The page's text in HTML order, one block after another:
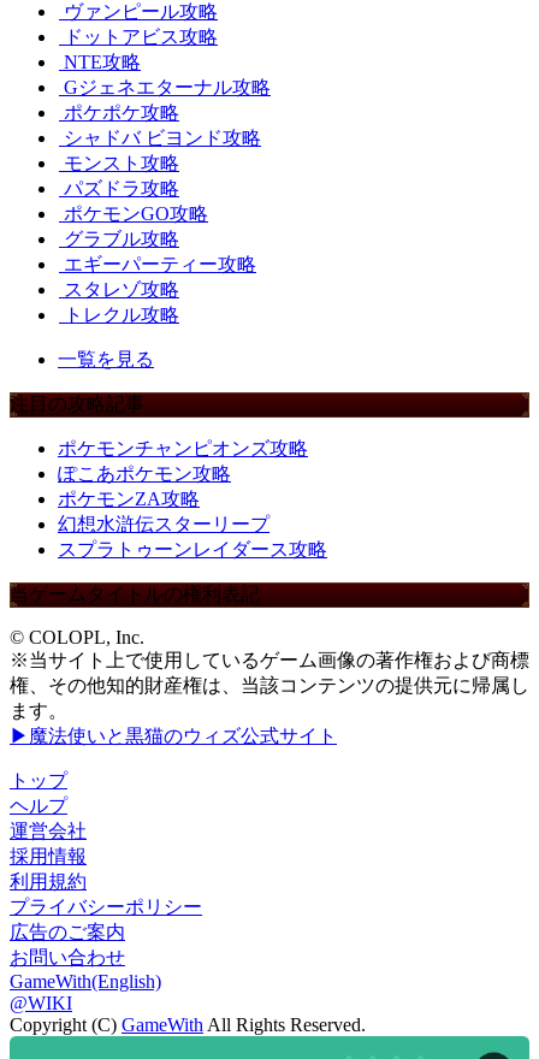
ヴァンピール攻略
ドットアビス攻略
NTE攻略
Gジェネエターナル攻略
ポケポケ攻略
シャドバ ビヨンド攻略
モンスト攻略
パズドラ攻略
ポケモンGO攻略
グラブル攻略
エギーパーティー攻略
スタレゾ攻略
トレクル攻略
一覧を見る
注目の攻略記事
ポケモンチャンピオンズ攻略
ぽこあポケモン攻略
ポケモンZA攻略
幻想水滸伝スターリープ
スプラトゥーンレイダース攻略
当ゲームタイトルの権利表記
© COLOPL, Inc.
※当サイト上で使用しているゲーム画像の著作権および商標
権、その他知的財産権は、当該コンテンツの提供元に帰属し
ます。
▶魔法使いと黒猫のウィズ公式サイト
トップ
ヘルプ
運営会社
採用情報
利用規約
プライバシーポリシー
広告のご案内
お問い合わせ
GameWith(English)
@WIKI
Copyright (C) GameWith All Rights Reserved.